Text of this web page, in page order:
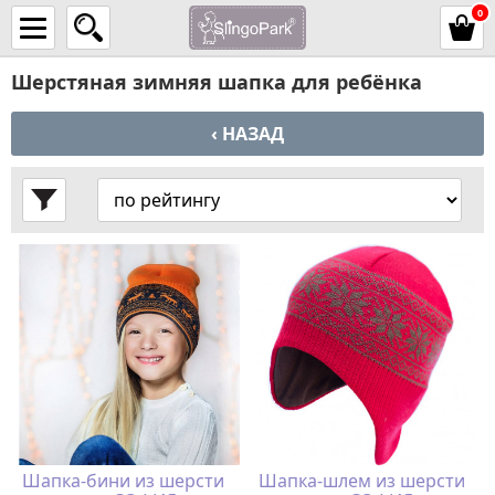
0
Шерстяная зимняя шапка для ребёнка
‹ НАЗАД
Шапка-бини из шерсти
Шапка-шлем из шерсти